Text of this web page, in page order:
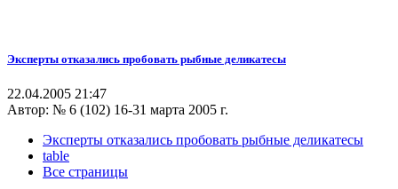
Эксперты отказались пробовать рыбные деликатесы
22.04.2005 21:47
Автор: № 6 (102) 16-31 марта 2005 г.
Эксперты отказались пробовать рыбные деликатесы
table
Все страницы